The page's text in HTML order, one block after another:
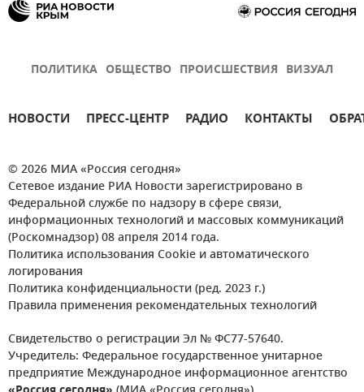
ПОЛИТИКА ОБЩЕСТВО ПРОИСШЕСТВИЯ ВИЗУАЛ
НОВОСТИ ПРЕСС-ЦЕНТР РАДИО КОНТАКТЫ
© 2026 МИА «Россия сегодня»
Сетевое издание РИА Новости зарегистрировано в
Федеральной службе по надзору в сфере связи,
информационных технологий и массовых коммуникаций
(Роскомнадзор) 08 апреля 2014 года.
Политика использования Cookie и автоматического
логирования
Политика конфиденциальности (ред. 2023 г.)
Правила применения рекомендательных технологий
Свидетельство о регистрации Эл № ФС77-57640.
Учредитель: Федеральное государственное унитарное
предприятие Международное информационное агентство